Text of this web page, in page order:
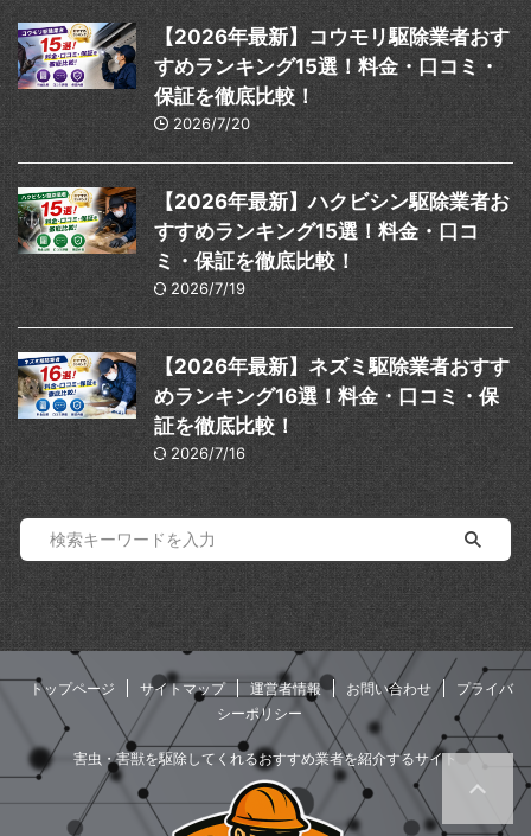
【2026年最新】コウモリ駆除業者おす
すめランキング15選！料金・口コミ・
保証を徹底比較！
2026/7/20
【2026年最新】ハクビシン駆除業者お
すすめランキング15選！料金・口コ
ミ・保証を徹底比較！
2026/7/19
【2026年最新】ネズミ駆除業者おすす
めランキング16選！料金・口コミ・保
証を徹底比較！
2026/7/16
トップページ サイトマップ 運営者情報 お問い合わせ
プライバ
シーポリシー
害虫・害獣を駆除してくれるおすすめ業者を紹介するサイト